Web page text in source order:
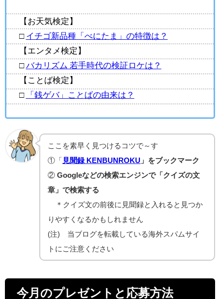
【お天気検定】
□ イチゴ新品種「べにたま」の特徴は？
【エンタメ検定】
□ バカリズム 若手時代の検証ロケは？
【ことば検定】
□
「銭ゲバ」ことばの由来は？
ここを素早く見つけるコツで～す
①「 見聞録 KENBUNROKU 」をブックマーク
②Googleなどの検索エンジンで「クイズの文
章」で検索する
＊クイズ文の前後に見聞録と入れると見つか
りやすくなるかもしれません
(注) 当ブログを転載している海外スパムサイ
トにご注意ください
今月のプレゼントと応募方法